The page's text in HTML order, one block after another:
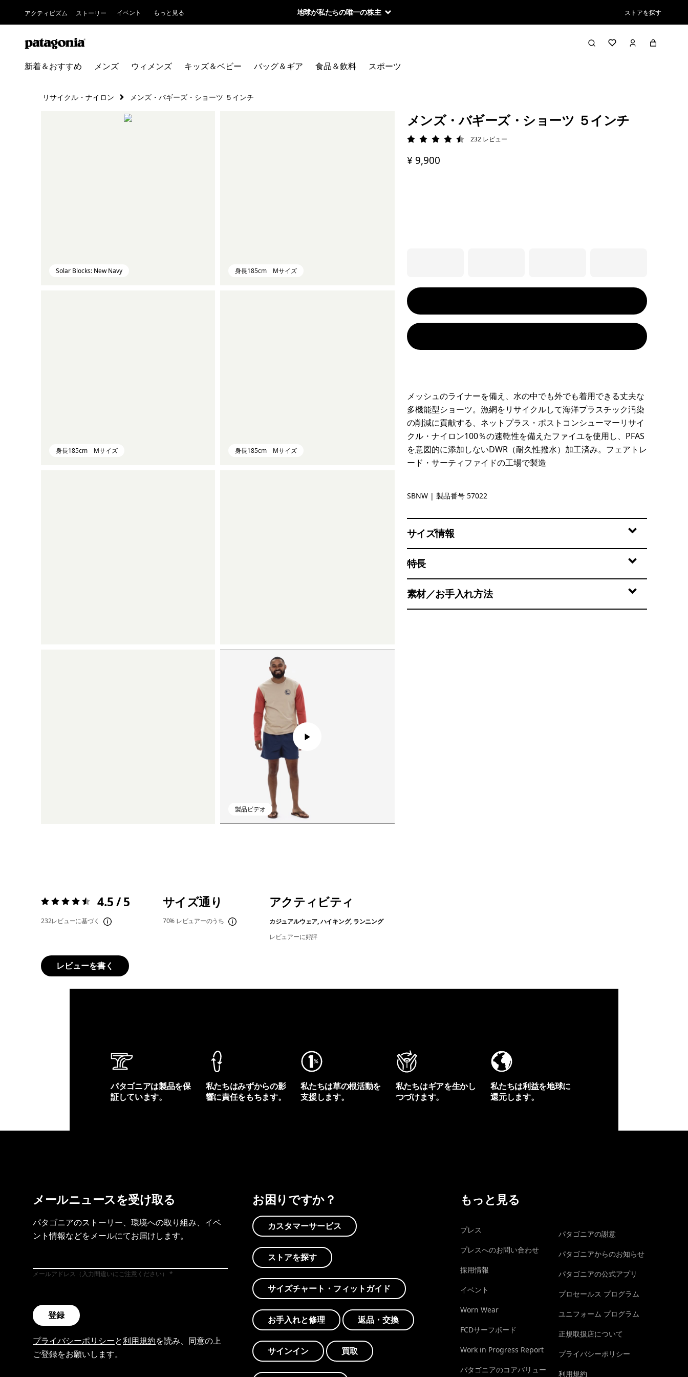
アクティビズム ストーリー イベント もっと見る 地球が私たちの唯一の株主 ストアを探す
新着＆おすすめ メンズ ウィメンズ キッズ＆ベビー バッグ＆ギア 食品＆飲料 スポーツ
リサイクル・ナイロン メンズ・バギーズ・ショーツ ５インチ
Solar Blocks: New Navy 身長185cm Mサイズ
身長185cm Mサイズ 身長185cm Mサイズ
製品ビデオ
メンズ・バギーズ・ショーツ ５インチ
評価: 4.5 / 5232 レビュー
¥ 9,900
メッシュのライナーを備え、水の中でも外でも着用できる丈夫な
多機能型ショーツ。漁網をリサイクルして海洋プラスチック汚染
の削減に貢献する、ネットプラス・ポストコンシューマーリサイ
クル・ナイロン100％の速乾性を備えたファイユを使用し、PFAS
を意図的に添加しないDWR（耐久性撥水）加工済み。フェアトレ
ード・サーティファイドの工場で製造
Solar Blocks: New Navy
SBNW | 製品番号 57022
サイズ情報
特長
素材／お手入れ方法
評価:4.5 / 5 4.5 / 5
232レビューに基づく
サイズ通り
70% レビュアーのうち
アクティビティ
カジュアルウェア, ハイキング, ランニング
レビュアーに好評
レビューを書く
パタゴニアは製品を保
証しています。
私たちはみずからの影
響に責任をもちます。
私たちは草の根活動を
支援します。
私たちはギアを生かし
つづけます。
私たちは利益を地球に
還元します。
メールニュースを受け取る
パタゴニアのストーリー、環境への取り組み、イベ
ント情報などをメールにてお届けします。
メールアドレス（入力間違いにご注意ください）
登録
プライバシーポリシーと利用規約を読み、同意の上
ご登録をお願いします。
お困りですか？
カスタマーサービス
ストアを探す
サイズチャート・フィットガイド
お手入れと修理 返品・交換
サインイン 買取
もっと見る
プレス
プレスへのお問い合わせ
採用情報
イベント
Worn Wear
FCDサーフボード
Work in Progress Report
パタゴニアのコアバリュー
パタゴニアの謝意
パタゴニアからのお知らせ
パタゴニアの公式アプリ
プロセールス プログラム
ユニフォーム プログラム
正規取扱店について
プライバシーポリシー
利用規約